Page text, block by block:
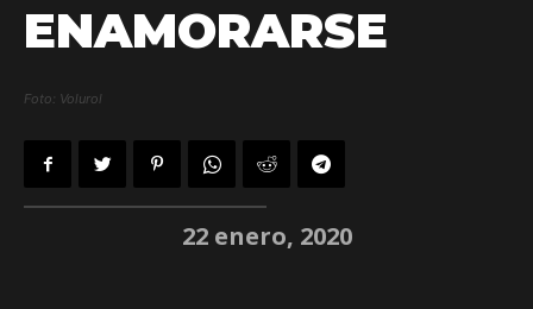
ENAMORARSE
Foto: Volurol
22 enero, 2020